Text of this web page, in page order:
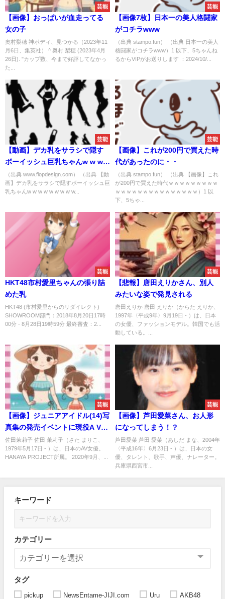
芸能
【画像】おっぱいが血走ってる
女の子
奥村梨穂 神ボディ、見つかる（2023年11
月6日、集英社） ^ 奥村 梨穂 (2023年4月
26日). "カップ数、今まで好評してなかっ
た...
芸能
【画像7枚】日本一の美人格闘家
がコチラwww
（出典 stampo.fun） （出典 日本一の美人
格闘家がコチラwww）1 以下、5ちゃんね
るからVIPがお送りします ：2024/10/...
芸能
【動画】デカ乳をサラシで隠す
ボーイッシュ巨乳ちゃんw w w
w w w w w w w w w w w w w w
w w w
（出典 www.flopdesign.com） （出典 【動
画】デカ乳をサラシで隠すボーイッシュ巨
乳ちゃんw w w w w w w w w...
芸能
【画像】これが200円で買えた時
代があったのに・・
（出典 stampo.fun） （出典 【画像】これ
が200円で買えた時代ｗｗｗｗｗｗｗｗｗ
ｗｗｗｗｗｗｗｗｗｗｗｗｗｗｗ）1 以
下、5ちゃ...
芸能
HKT48市村愛里ちゃんの張り詰
めた乳
HKT48 (市村愛里からのリダイレクト)
SHOWROOM部門：2018年8月20日17時
00分 - 8月28日19時59分 最終審査：2...
芸能
【悲報】唐田えりかさん、別人
みたいな姿で発見される
唐田えりか 唐田 えりか（からた えりか、
1997年〈平成9年〉9月19日 - ）は、日本
の女優、ファッションモデル。韓国でも活
動している。...
芸能
【画像】ジュニアアイドル(14)写
真集の発売イベントに現役A V女
優(45)のお母さんも登場
佐田茉莉子 佐田 茉莉子（さた まりこ、
1979年5月17日 - ）は、日本のAV女優。
HANAYA PROJECT所属。 2020年9月、...
芸能
【画像】芦田愛菜さん、お人形
になってしまう！？
芦田愛菜 芦田 愛菜（あしだ まな、2004年
〈平成16年〉6月23日 - ）は、日本の女
優、タレント、歌手、声優、ナレーター。
兵庫県西宮市...
キーワード
カテゴリー
タグ
pickup NewsEntame-JIJI.com Uru
AKB48